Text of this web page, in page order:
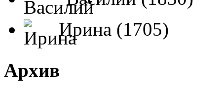
Ирина (1705)
Архив